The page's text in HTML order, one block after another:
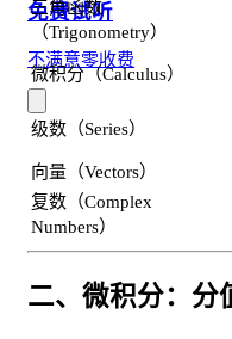
免费试听
不满意零收费
三角函数
（Trigonometry）
微积分（Calculus）
级数（Series）
向量（Vectors）
复数（Complex
Numbers）
二、微积分：分